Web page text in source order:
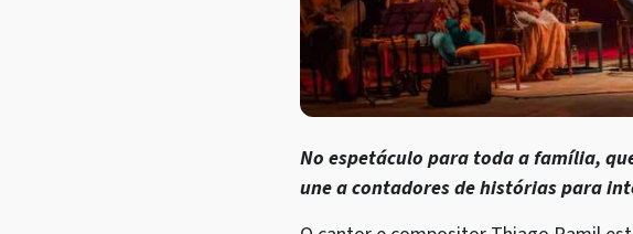
No espetáculo para toda a família,
une a contadores de histórias para